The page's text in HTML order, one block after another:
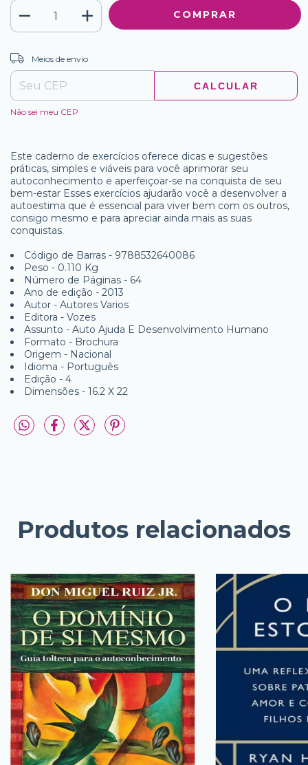
Entregas para o CEP:
Meios de envio
CALCULAR
Não sei meu CEP
Este caderno de exercícios oferece dicas e sugestões
práticas, simples e viáveis para você aprimorar seu
autoconhecimento e aperfeiçoar-se na conquista de seu
bem-estar Esses exercícios ajudarão você a desenvolver a
autoestima que é essencial para viver bem com os outros,
consigo mesmo e para apreciar ainda mais as suas
conquistas.
Código de Barras - 9788532640086
Peso - 0.110 Kg
Número de Páginas - 64
Ano de edição - 2013
Autor - Autores Varios
Editora - Vozes
Assunto - Auto Ajuda E Desenvolvimento Humano
Formato - Brochura
Origem - Nacional
Idioma - Português
Edição - 4
Dimensões - 16.2 X 22
Produtos relacionados